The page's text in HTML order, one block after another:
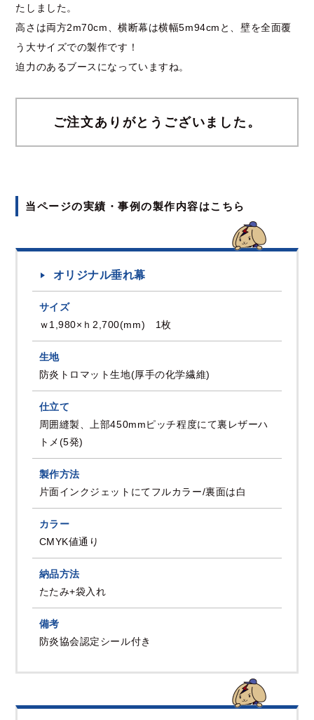
たしました。
高さは両方2m70cm、横断幕は横幅5m94cmと、壁を全面覆
う大サイズでの製作です！
迫力のあるブースになっていますね。
ご注文ありがとうございました。
当ページの実績・事例の製作内容はこちら
オリジナル垂れ幕
サイズ
ｗ1,980×ｈ2,700(mm) 1枚
生地
防炎トロマット生地(厚手の化学繊維)
仕立て
周囲縫製、上部450mmピッチ程度にて裏レザーハ
トメ(5発)
製作方法
片面インクジェットにてフルカラー/裏面は白
カラー
CMYK値通り
納品方法
たたみ+袋入れ
備考
防炎協会認定シール付き